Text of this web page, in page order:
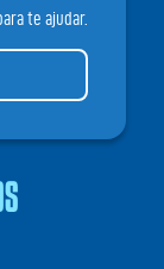
te ajudar.